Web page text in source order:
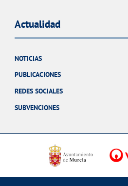
Actualidad
NOTICIAS
PUBLICACIONES
REDES SOCIALES
SUBVENCIONES